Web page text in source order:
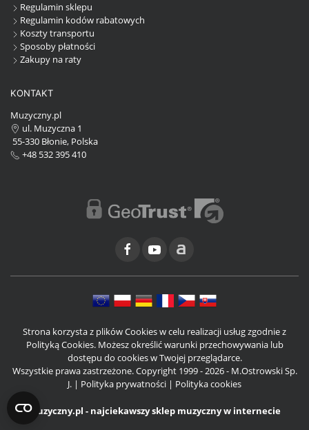
Regulamin sklepu
Regulamin kodów rabatowych
Koszty transportu
Sposoby płatności
Zakupy na raty
KONTAKT
Muzyczny.pl
ul. Muzyczna 1
55-330 Błonie, Polska
+48 532 395 410
Strona korzysta z plików Cookies w celu realizacji usług zgodnie z
Polityką Cookies. Możesz określić warunki przechowywania lub
dostępu do cookies w Twojej przeglądarce.
Wszystkie prawa zastrzeżone. Copyright 1999 - 2026 - M.Ostrowski Sp.
J. | Polityka prywatności | Polityka cookies
Muzyczny.pl - najciekawszy sklep muzyczny w internecie